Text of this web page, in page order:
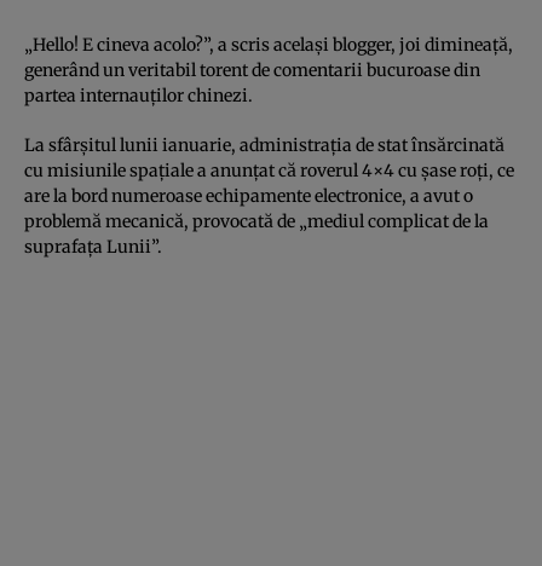
„Hello! E cineva acolo?”, a scris acelaşi blogger, joi dimineaţă,
generând un veritabil torent de comentarii bucuroase din
partea internauţilor chinezi.
La sfârşitul lunii ianuarie, administraţia de stat însărcinată
cu misiunile spaţiale a anunţat că roverul 4×4 cu şase roţi, ce
are la bord numeroase echipamente electronice, a avut o
problemă mecanică, provocată de „mediul complicat de la
suprafaţa Lunii”.